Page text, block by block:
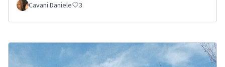
Cavani Daniele 3